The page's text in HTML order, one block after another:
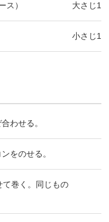
ス） 大さじ1
小さじ1
わせる。
をのせる。
て巻く。同じもの